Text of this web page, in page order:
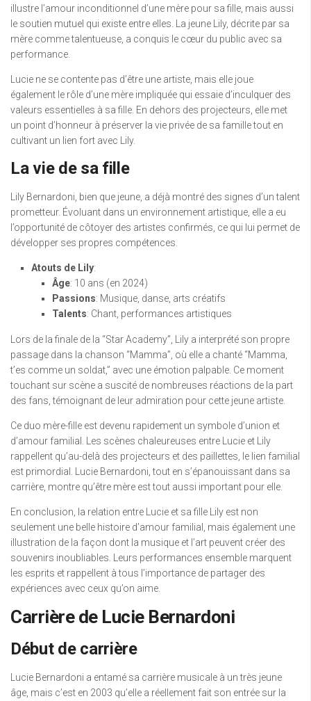
illustre l’amour inconditionnel d’une mère pour sa fille, mais aussi
le soutien mutuel qui existe entre elles. La jeune Lily, décrite par sa
mère comme talentueuse, a conquis le cœur du public avec sa
performance.
Lucie ne se contente pas d’être une artiste, mais elle joue
également le rôle d’une mère impliquée qui essaie d’inculquer des
valeurs essentielles à sa fille. En dehors des projecteurs, elle met
un point d’honneur à préserver la vie privée de sa famille tout en
cultivant un lien fort avec Lily.
La vie de sa fille
Lily Bernardoni, bien que jeune, a déjà montré des signes d’un talent
prometteur. Évoluant dans un environnement artistique, elle a eu
l’opportunité de côtoyer des artistes confirmés, ce qui lui permet de
développer ses propres compétences.
Atouts de Lily:
Âge: 10 ans (en 2024)
Passions: Musique, danse, arts créatifs
Talents: Chant, performances artistiques
Lors de la finale de la “Star Academy”, Lily a interprété son propre
passage dans la chanson “Mamma”, où elle a chanté “Mamma,
t’es comme un soldat,” avec une émotion palpable. Ce moment
touchant sur scène a suscité de nombreuses réactions de la part
des fans, témoignant de leur admiration pour cette jeune artiste.
Ce duo mère-fille est devenu rapidement un symbole d’union et
d’amour familial. Les scènes chaleureuses entre Lucie et Lily
rappellent qu’au-delà des projecteurs et des paillettes, le lien familial
est primordial. Lucie Bernardoni, tout en s’épanouissant dans sa
carrière, montre qu’être mère est tout aussi important pour elle.
En conclusion, la relation entre Lucie et sa fille Lily est non
seulement une belle histoire d’amour familial, mais également une
illustration de la façon dont la musique et l’art peuvent créer des
souvenirs inoubliables. Leurs performances ensemble marquent
les esprits et rappellent à tous l’importance de partager des
expériences avec ceux qu’on aime.
Carrière de Lucie Bernardoni
Début de carrière
Lucie Bernardoni a entamé sa carrière musicale à un très jeune
âge, mais c’est en 2003 qu’elle a réellement fait son entrée sur la